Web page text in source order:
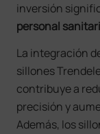
inversión
personal
La integración
sillones
contribuye a
precisión y
Además, los